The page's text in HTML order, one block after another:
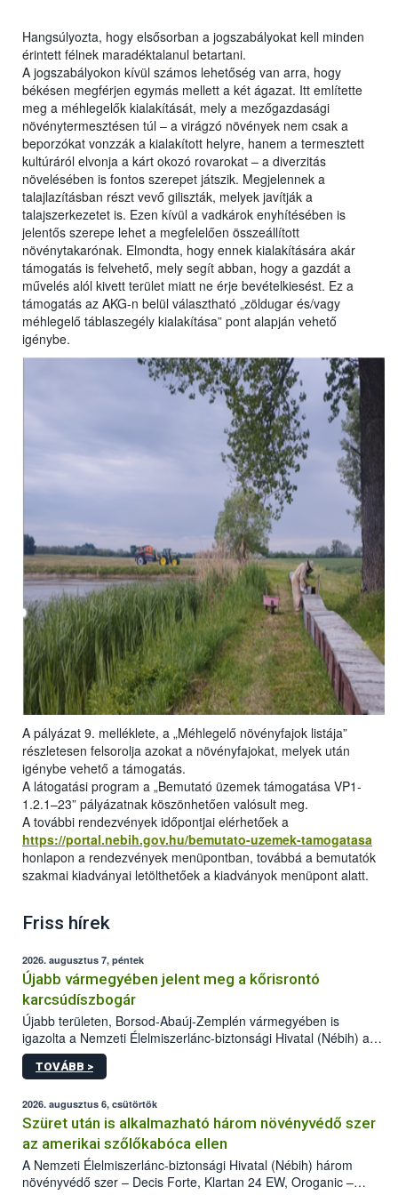
Hangsúlyozta, hogy elsősorban a jogszabályokat kell minden
érintett félnek maradéktalanul betartani.
A jogszabályokon kívül számos lehetőség van arra, hogy
békésen megférjen egymás mellett a két ágazat. Itt említette
meg a méhlegelők kialakítását, mely a mezőgazdasági
növénytermesztésen túl – a virágzó növények nem csak a
beporzókat vonzzák a kialakított helyre, hanem a termesztett
kultúráról elvonja a kárt okozó rovarokat – a diverzitás
növelésében is fontos szerepet játszik. Megjelennek a
talajlazításban részt vevő giliszták, melyek javítják a
talajszerkezetet is. Ezen kívül a vadkárok enyhítésében is
jelentős szerepe lehet a megfelelően összeállított
növénytakarónak. Elmondta, hogy ennek kialakítására akár
támogatás is felvehető, mely segít abban, hogy a gazdát a
művelés alól kivett terület miatt ne érje bevételkiesést. Ez a
támogatás az AKG-n belül választható „zöldugar és/vagy
méhlegelő táblaszegély kialakítása” pont alapján vehető
igénybe.
A pályázat 9. melléklete, a „Méhlegelő növényfajok listája”
részletesen felsorolja azokat a növényfajokat, melyek után
igénybe vehető a támogatás.
A látogatási program a „Bemutató üzemek támogatása VP1-
1.2.1–23” pályázatnak köszönhetően valósult meg.
A további rendezvények időpontjai elérhetőek a
https://portal.nebih.gov.hu/bemutato-uzemek-tamogatasa
honlapon a rendezvények menüpontban, továbbá a bemutatók
szakmai kiadványai letölthetőek a kiadványok menüpont alatt.
Friss hírek
2026. augusztus 7, péntek
Újabb vármegyében jelent meg a kőrisrontó
karcsúdíszbogár
Újabb területen, Borsod-Abaúj-Zemplén vármegyében is
igazolta a Nemzeti Élelmiszerlánc-biztonsági Hivatal (Nébih) a
kőrisrontó karcsúdíszbogár (Agrilus planipennis) jelenlétét. A
kártevőt nem csak színcsapdában találták meg, de már fertőzött
az intenzív felderítést, emellett az intézkedéseket a szlovák
hatósággal is összehangolják a terjedés megállítása érdekében.
TOVÁBB >
2026. augusztus 6, csütörtök
Szüret után is alkalmazható három növényvédő szer
az amerikai szőlőkabóca ellen
A Nemzeti Élelmiszerlánc-biztonsági Hivatal (Nébih) három
növényvédő szer – Decis Forte, Klartan 24 EW, Oroganic –